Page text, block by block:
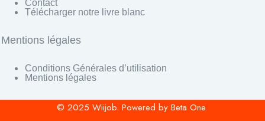
Contact
Télécharger notre livre blanc
Mentions légales
Conditions Générales d’utilisation
Mentions légales
© 2025 Wiijob. Powered by Beta One.